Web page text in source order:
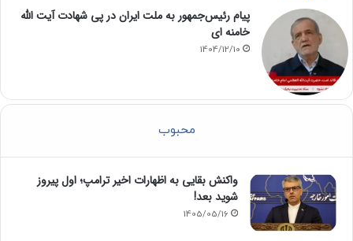
پیام رئیس‌جمهور به ملت ایران در پی شهادت آیت الله
خامنه ای
1404/12/10
محبوب
واکنش بقایی به اظهارات اخیر ترامپ؛ اول پیروز
شوید بعد!
1405/05/16